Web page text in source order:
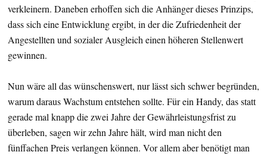
verkleinern. Daneben erhoffen sich die Anhänger dieses Prinzips,
dass sich eine Entwicklung ergibt, in der die Zufriedenheit der
Angestellten und sozialer Ausgleich einen höheren Stellenwert
gewinnen.
Nun wäre all das wünschenswert, nur lässt sich schwer begründen,
warum daraus Wachstum entstehen sollte. Für ein Handy, das statt
gerade mal knapp die zwei Jahre der Gewährleistungsfrist zu
überleben, sagen wir zehn Jahre hält, wird man nicht den
fünffachen Preis verlangen können. Vor allem aber benötigt man